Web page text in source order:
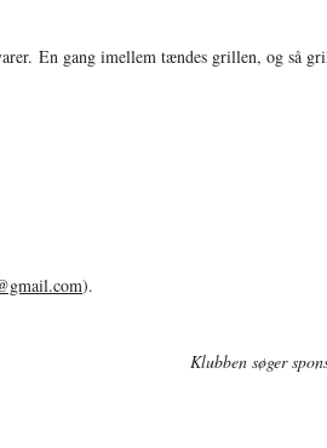
En gang imellem tændes grillen, og så
).
Klubben søger